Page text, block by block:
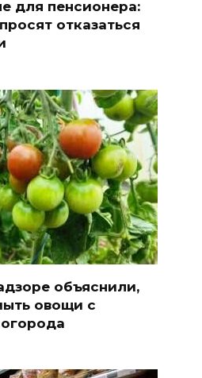
для пенсионера:
отказаться
объяснили,
овощи с